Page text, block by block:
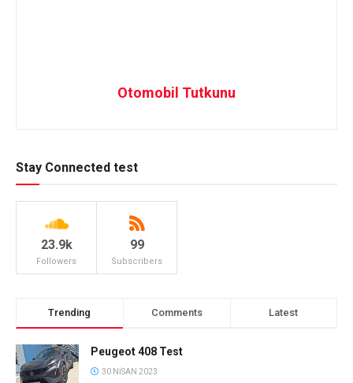
Otomobil Tutkunu
Stay Connected test
23.9k
Followers
99
Subscribers
Trending Comments Latest
Peugeot 408 Test
30 NISAN 2023